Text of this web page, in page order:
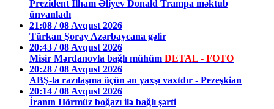
Prezident İlham Əliyev Donald Trampa məktub
ünvanladı
21:08 / 08 Avqust 2026
Türkan Şoray Azərbaycana gəlir
20:43 / 08 Avqust 2026
Misir Mərdanovla bağlı mühüm DETAL - FOTO
20:28 / 08 Avqust 2026
ABŞ-la razılaşma üçün ən yaxşı vaxtdır - Pezeşkian
20:14 / 08 Avqust 2026
İranın Hörmüz boğazı ilə bağlı şərti